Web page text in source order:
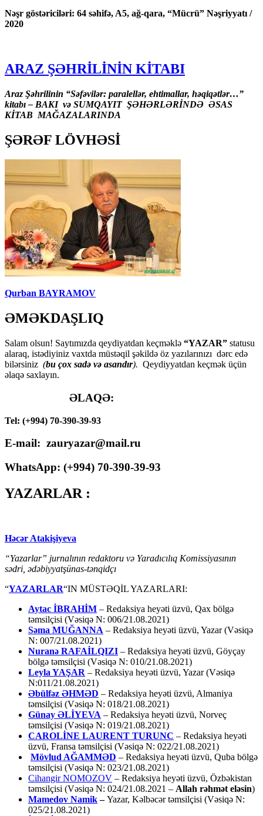
Nəşr göstəriciləri: 64 səhifə, A5, ağ-qara, “Mücrü” Nəşriyyatı /
2020
ARAZ ŞƏHRİLİNİN KİTABI
Araz Şəhrilinin “Səfəvilər: paralellər, ehtimallar, həqiqətlər…”
kitabı – BAKI və SUMQAYIT ŞƏHƏRLƏRİNDƏ ƏSAS
KİTAB MAĞAZALARINDA
ŞƏRƏF LÖVHƏSİ
Qurban BAYRAMOV
ƏMƏKDAŞLIQ
Salam olsun! Saytımızda qeydiyatdan keçməklə “YAZAR” statusu
alaraq, istədiyiniz vaxtda müstəqil şəkildə öz yazılarınızı dərc edə
bilərsiniz (bu çox sadə və asandır). Qeydiyyatdan keçmək üçün
əlaqə saxlayın.
ƏLAQƏ:
Tel: (+994) 70-390-39-93
E-mail: zauryazar@mail.ru
WhatsApp: (+994) 70-390-39-93
YAZARLAR :
Həcər Atakişiyeva
“Yazarlar” jurnalının redaktoru və Yaradıcılıq Komissiyasının
sədri, ədəbiyyatşünas-tənqidçı
“YAZARLAR“IN MÜSTƏQİL YAZARLARI:
Aytac İBRAHİM – Redaksiya heyəti üzvü, Qax bölgə
təmsilçisi (Vəsiqə N: 006/21.08.2021)
Səma MUĞANNA – Redaksiya heyəti üzvü, Yazar (Vəsiqə
N: 007/21.08.2021)
Nuranə RAFAİLQIZI – Redaksiya heyəti üzvü, Göyçay
bölgə təmsilçisi (Vəsiqə N: 010/21.08.2021)
Leyla YAŞAR – Redaksiya heyəti üzvü, Yazar (Vəsiqə
N:011/21.08.2021)
Əbülfəz ƏHMƏD – Redaksiya heyəti üzvü, Almaniya
təmsilçisi (Vəsiqə N: 018/21.08.2021)
Günay ƏLİYEVA – Redaksiya heyəti üzvü, Norveç
təmsilçisi (Vəsiqə N: 019/21.08.2021)
CAROLİNE LAURENT TURUNC – Redaksiya heyəti
üzvü, Fransa təmsilçisi (Vəsiqə N: 022/21.08.2021)
Mövlud AĞAMMƏD – Redaksiya heyəti üzvü, Quba bölgə
təmsilçisi (Vəsiqə N: 023/21.08.2021)
Cihangir NOMOZOV – Redaksiya heyəti üzvü, Özbəkistan
təmsilçisi (Vəsiqə N: 024/21.08.2021 – Allah rəhmət eləsin)
Mamedov Namik–Yazar, Kəlbəcər təmsilçisi (Vəsiqə N:
025/21.08.2021)